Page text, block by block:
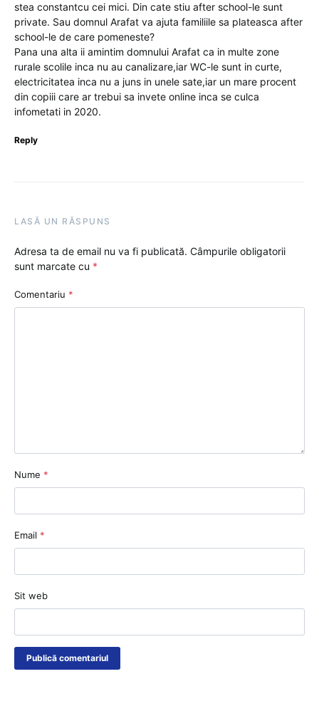
stea constantcu cei mici. Din cate stiu after school-le sunt
private. Sau domnul Arafat va ajuta familiile sa plateasca after
school-le de care pomeneste?
Pana una alta ii amintim domnului Arafat ca in multe zone
rurale scolile inca nu au canalizare,iar WC-le sunt in curte,
electricitatea inca nu a juns in unele sate,iar un mare procent
din copiii care ar trebui sa invete online inca se culca
infometati in 2020.
Reply
LASĂ UN RĂSPUNS
Adresa ta de email nu va fi publicată. Câmpurile obligatorii
sunt marcate cu *
Comentariu *
Nume *
Email *
Sit web